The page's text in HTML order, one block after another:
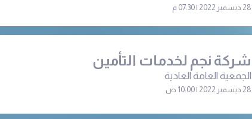
28 ديسمبر 2022 | 07:30 م
شركة نجم لخدمات التأمين
الجمعية العامة العادية
28 ديسمبر 2022 | 10:00 ص